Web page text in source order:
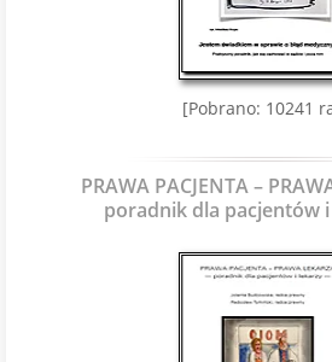
[Pobrano: 10241
PRAWA PACJENTA –
poradnik dla pacjentów